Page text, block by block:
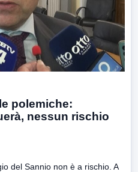
polemiche:
nessun rischio
del Sannio non è a rischio. A